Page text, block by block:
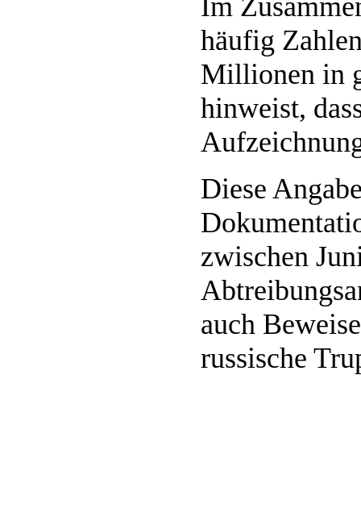
Im
häufig
Millionen in
hinweist,
Diese
zwischen
auch
russische